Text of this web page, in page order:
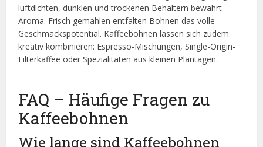
luftdichten, dunklen und trockenen Behältern bewahrt
Aroma. Frisch gemahlen entfalten Bohnen das volle
Geschmackspotential. Kaffeebohnen lassen sich zudem
kreativ kombinieren: Espresso-Mischungen, Single-Origin-
Filterkaffee oder Spezialitäten aus kleinen Plantagen.
FAQ – Häufige Fragen zu
Kaffeebohnen
Wie lange sind Kaffeebohnen